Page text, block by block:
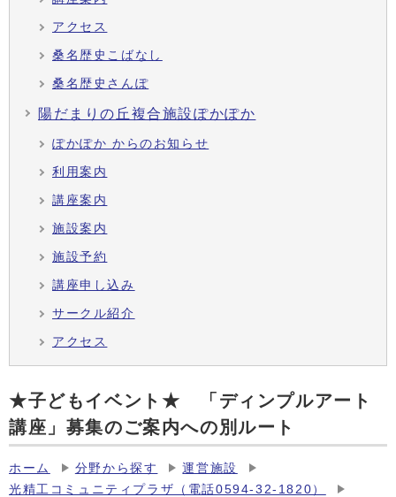
アクセス
桑名歴史こばなし
桑名歴史さんぽ
陽だまりの丘複合施設ぽかぽか
ぽかぽか からのお知らせ
利用案内
講座案内
施設案内
施設予約
講座申し込み
サークル紹介
アクセス
★子どもイベント★ 「ディンプルアート
講座」募集のご案内への別ルート
ホーム 分野から探す
運営施設
光精工コミュニティプラザ（電話0594-32-1820）